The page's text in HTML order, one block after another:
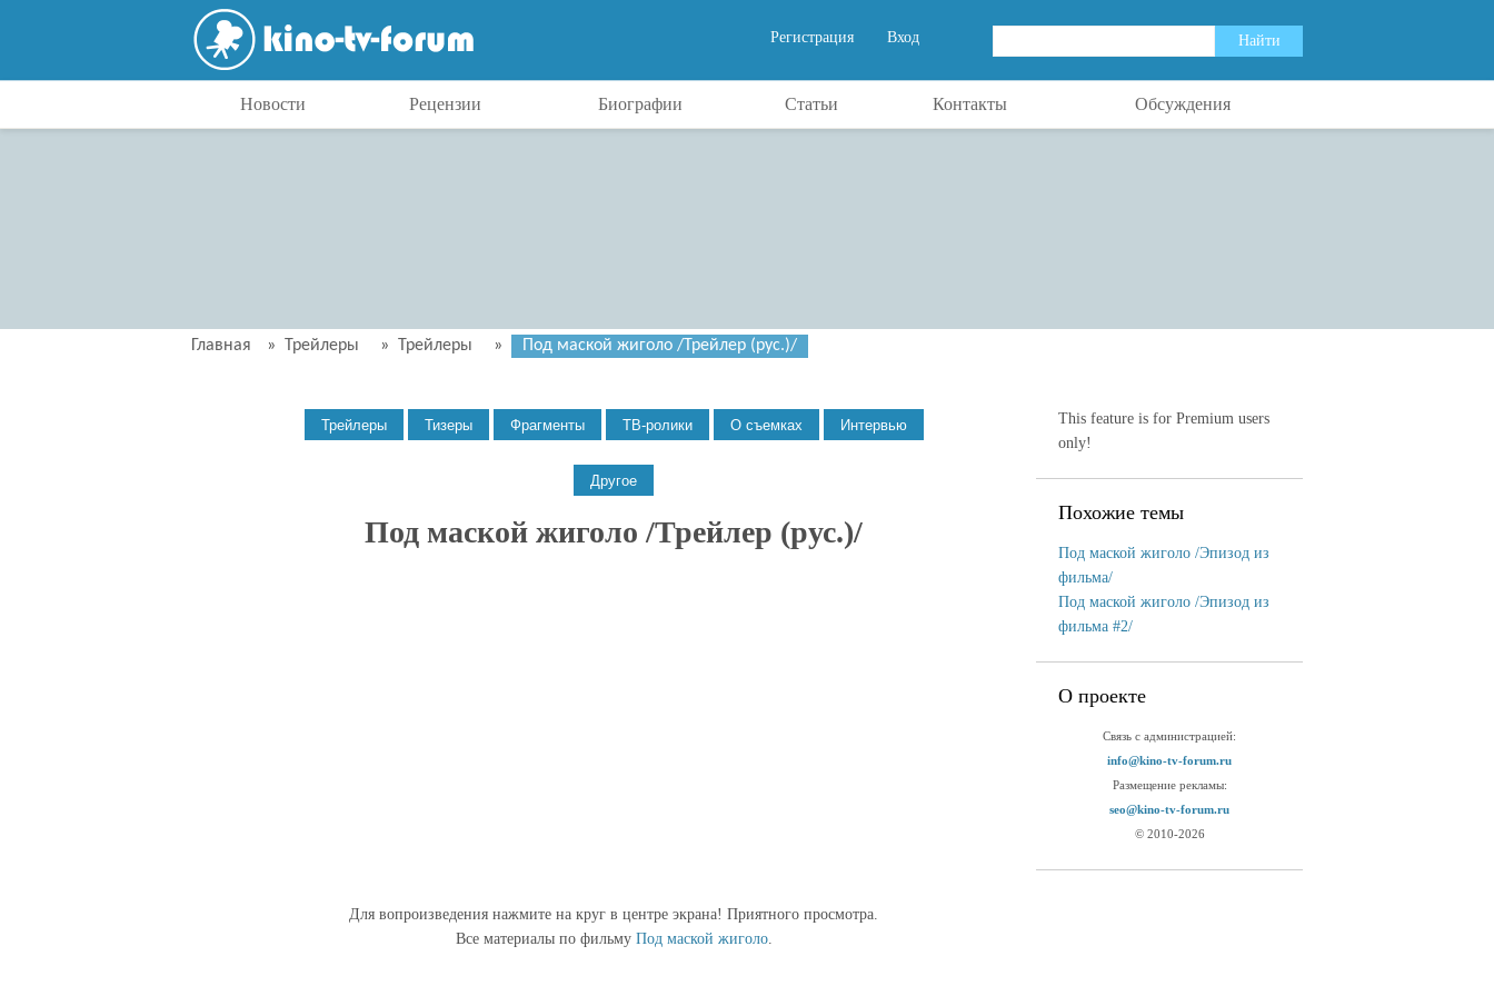
Вход
Регистрация
Новости Рецензии Биографии Статьи Контакты Обсуждения
Главная » Трейлеры » Трейлеры » Под маской жиголо /Трейлер (рус.)/
Под маской жиголо /Трейлер (рус.)/
Для вопроизведения нажмите на круг в центре экрана! Приятного просмотра.
Все материалы по фильму Под маской жиголо.
This feature is for Premium users
only!
Похожие темы
Под маской жиголо /Эпизод из
фильма/
Под маской жиголо /Эпизод из
фильма #2/
О проекте
Связь с администрацией:
info@kino-tv-forum.ru
Размещение рекламы:
seo@kino-tv-forum.ru
© 2010-2026